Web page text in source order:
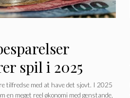
spil i 2025
tilfredse med at have det sjovt. I 2025
en meget reel økonomi med genstande,